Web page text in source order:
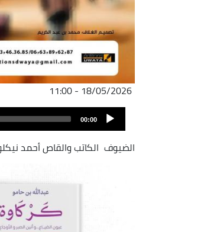
18/05/2026 - 11:00
Audio
Player
00:00
الضيوف الكاتب والقاص أحمد